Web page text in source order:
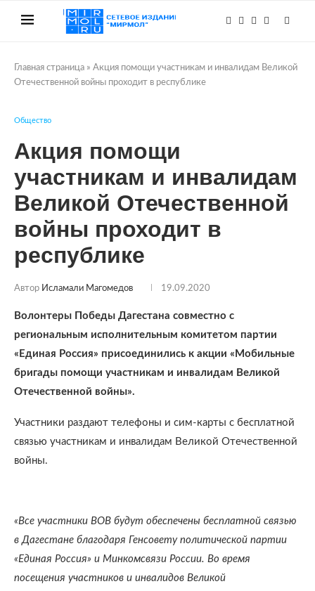
Главная страница » Акция помощи участникам и инвалидам Великой
Отечественной войны проходит в республике
Общество
Акция помощи
участникам и инвалидам
Великой Отечественной
войны проходит в
республике
Автор Исламали Магомедов 19.09.2020
Волонтеры Победы Дагестана совместно с
региональным исполнительным комитетом партии
«Единая Россия» присоединились к акции «Мобильные
бригады помощи участникам и инвалидам Великой
Отечественной войны».
Участники раздают телефоны и сим-карты с бесплатной
связью участникам и инвалидам Великой Отечественной
войны.
«Все участники ВОВ будут обеспечены бесплатной связью
в Дагестане благодаря Генсовету политической партии
«Единая Россия» и Минкомсвязи России. Во время
посещения участников и инвалидов Великой